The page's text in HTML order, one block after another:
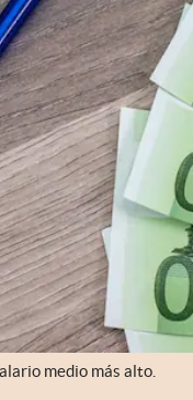
medio más alto.